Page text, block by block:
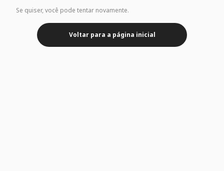
Se quiser, você pode tentar novamente.
Voltar para a página inicial